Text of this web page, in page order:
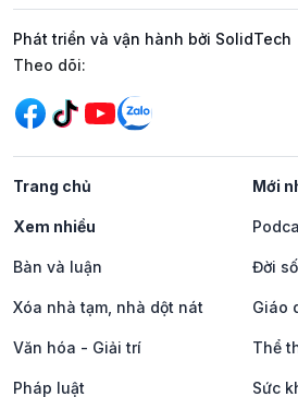
Phát triển và vận hành bởi SolidTech
Mạng xã hội
Theo dõi:
Trang chủ Mới
Xem nhiều
Bàn và luận Đời
Xóa nhà tạm, nhà dột nát Giáo
Văn hóa - Giải trí Thể
Pháp luật Sức